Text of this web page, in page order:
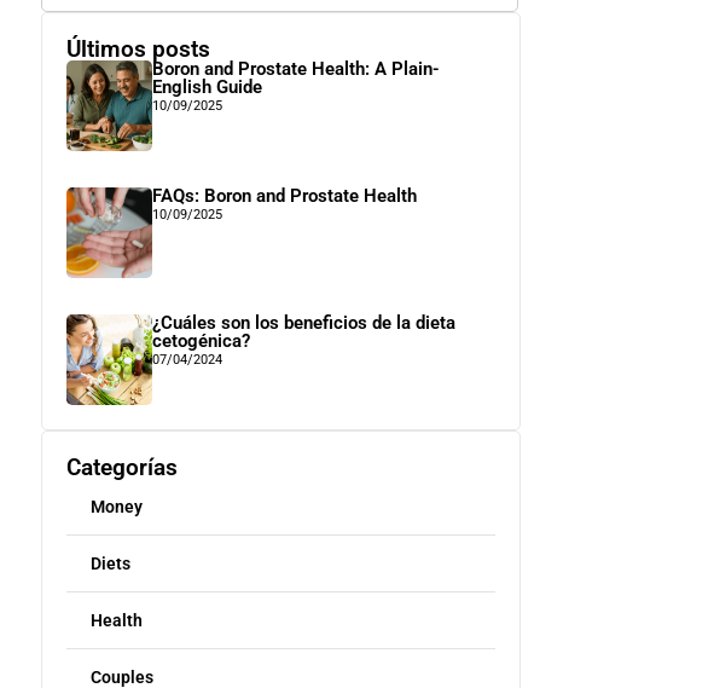
Últimos posts
Boron and Prostate Health: A Plain-
English Guide
10/09/2025
FAQs: Boron and Prostate Health
10/09/2025
¿Cuáles son los beneficios de la dieta
cetogénica?
07/04/2024
Categorías
Money
Diets
Health
Couples